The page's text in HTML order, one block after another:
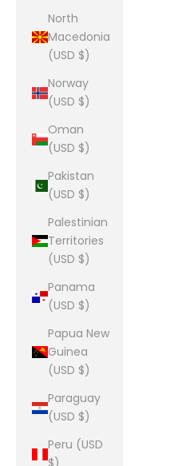
North
Macedonia
(USD $)
Norway
(USD $)
Oman
(USD $)
Pakistan
(USD $)
Palestinian
Territories
(USD $)
Panama
(USD $)
Papua New
Guinea
(USD $)
Paraguay
(USD $)
Peru (USD